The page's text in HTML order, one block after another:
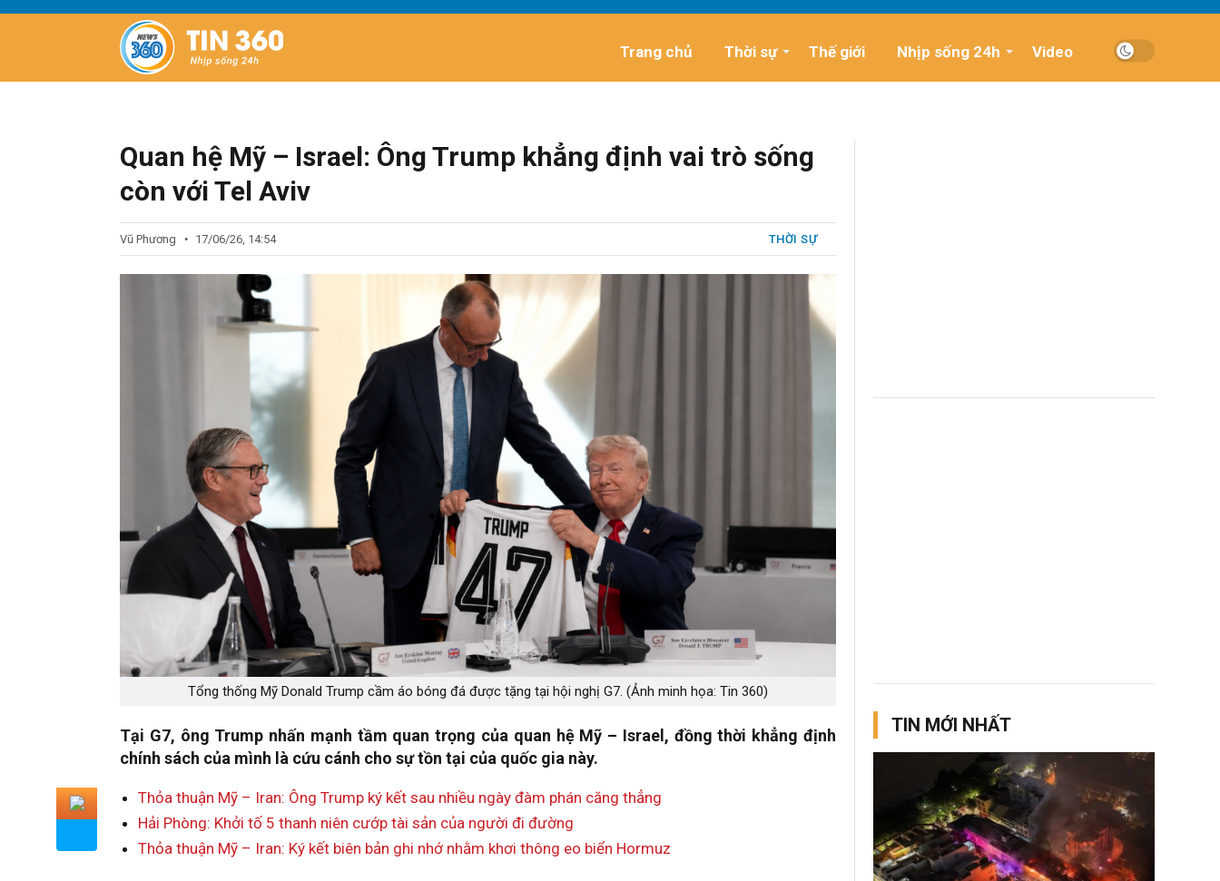
Trang chủ Thời sự Thế giới Nhịp sống 24h Video
Quan hệ Mỹ – Israel: Ông Trump khẳng định vai trò sống
còn với Tel Aviv
Vũ Phương 17/06/26, 14:54 THỜI SỰ
Tổng thống Mỹ Donald Trump cầm áo bóng đá được tặng tại hội nghị G7. (Ảnh minh họa: Tin 360)
Tại G7, ông Trump nhấn mạnh tầm quan trọng của quan hệ Mỹ – Israel, đồng thời khẳng định
chính sách của mình là cứu cánh cho sự tồn tại của quốc gia này.
Thỏa thuận Mỹ – Iran: Ông Trump ký kết sau nhiều ngày đàm phán căng thẳng
Hải Phòng: Khởi tố 5 thanh niên cướp tài sản của người đi đường
Thỏa thuận Mỹ – Iran: Ký kết biên bản ghi nhớ nhằm khơi thông eo biển Hormuz
TIN MỚI NHẤT